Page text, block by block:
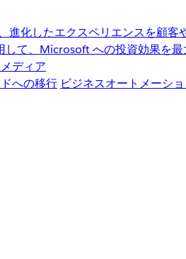
進化したエクスペリエンスを顧客
て、Microsoft への投資効果を最
ディア
への移行 ビジネスオートメーシ